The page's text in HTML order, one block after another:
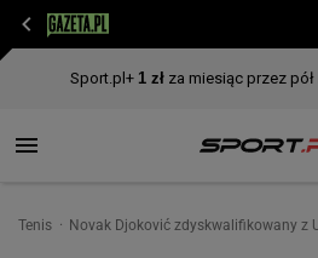
Tenis Novak Djoković zdyskwalifikowany z